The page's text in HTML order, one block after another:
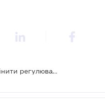
Нацкомфінпослуг має намір змінити регулювання перестрахування ризиків